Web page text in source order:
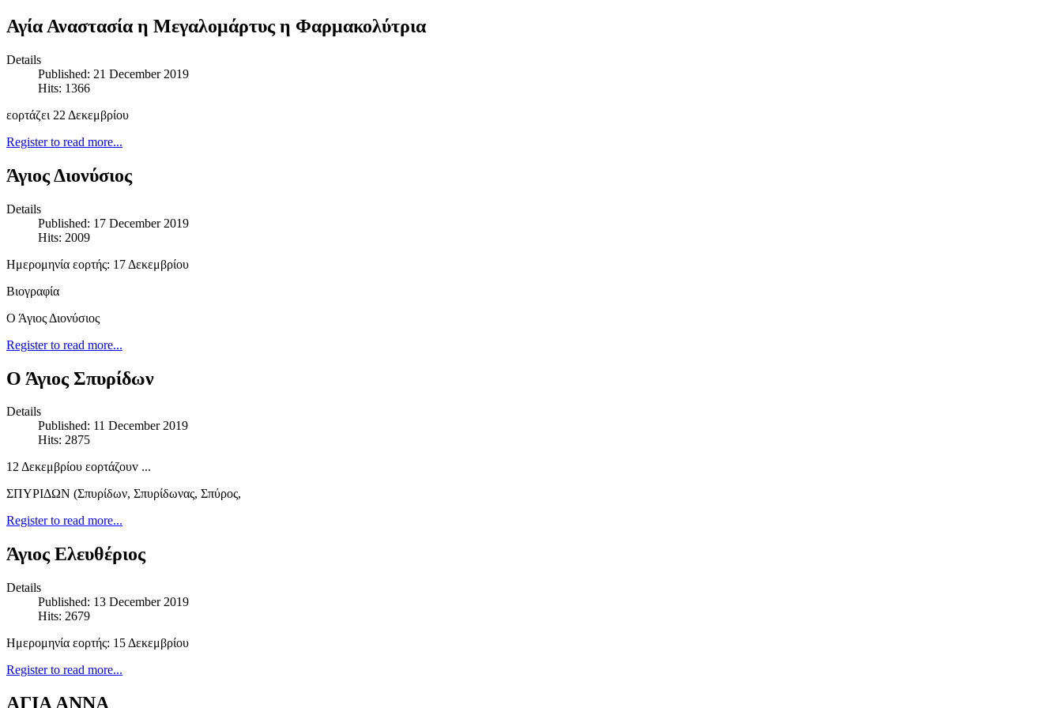
Αγία Αναστασία η Μεγαλομάρτυς η Φαρμακολύτρια
Details
Published: 21 December 2019
Hits: 1366
εορτάζει 22 Δεκεμβρίου
Register to read more...
Άγιος Διονύσιος
Details
Published: 17 December 2019
Hits: 2009
Ημερομηνία εορτής: 17 Δεκεμβρίου
Βιογραφία
Ο Άγιος Διονύσιος
Register to read more...
Ο Άγιος Σπυρίδων
Details
Published: 11 December 2019
Hits: 2875
12 Δεκεμβρίου εορτάζουv ...
ΣΠΥΡΙΔΩΝ (Σπυρίδων, Σπυρίδωνας, Σπύρος,
Register to read more...
Άγιος Ελευθέριος
Details
Published: 13 December 2019
Hits: 2679
Ημερομηνία εορτής: 15 Δεκεμβρίου
Register to read more...
ΑΓΙΑ ΑΝΝΑ